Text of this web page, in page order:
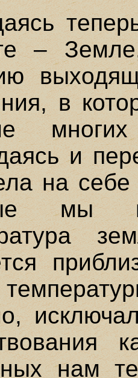
–
в
и
на
мы
нам